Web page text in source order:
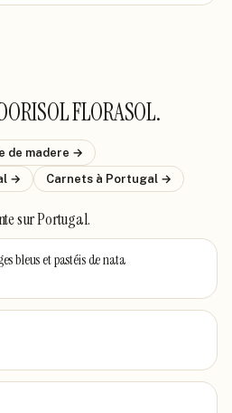
FLORASOL.
de madere →
→ Carnets à Portugal →
sur Portugal.
bleus et pastéis de nata